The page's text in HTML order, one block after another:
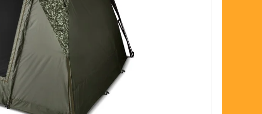
CARP SUB FLOAT
225 Kč